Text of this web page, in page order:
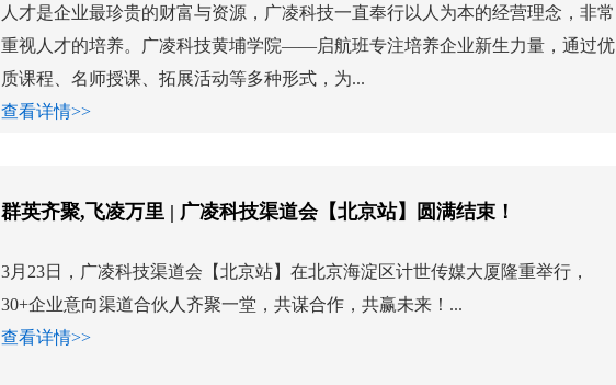
人才是企业最珍贵的财富与资源，广凌科技一直奉行以人为本的经营理念，非常
重视人才的培养。广凌科技黄埔学院——启航班专注培养企业新生力量，通过优
质课程、名师授课、拓展活动等多种形式，为...
查看详情>>
群英齐聚,飞凌万里 | 广凌科技渠道会【北京站】圆满结束！
3月23日，广凌科技渠道会【北京站】在北京海淀区计世传媒大厦隆重举行，
30+企业意向渠道合伙人齐聚一堂，共谋合作，共赢未来！...
查看详情>>